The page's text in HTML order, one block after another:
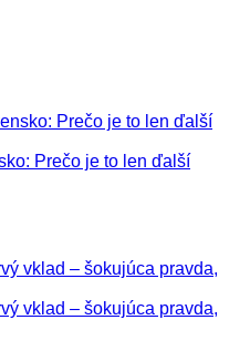
Prečo je to len ďalší
Prečo je to len ďalší
vklad – šokujúca pravda,
vklad – šokujúca pravda,